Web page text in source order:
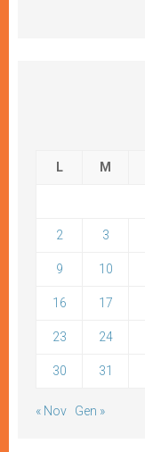
L M
2 3
9 10
16 17
23 24
30 31
« Nov Gen »